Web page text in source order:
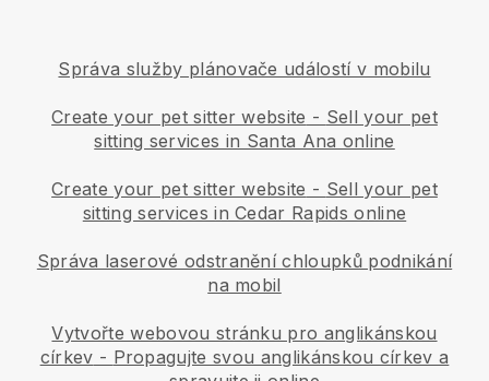
Správa služby plánovače událostí v mobilu
Create your pet sitter website - Sell your pet
sitting services in Santa Ana online
Create your pet sitter website - Sell your pet
sitting services in Cedar Rapids online
Správa laserové odstranění chloupků podnikání
na mobil
Vytvořte webovou stránku pro anglikánskou
církev - Propagujte svou anglikánskou církev a